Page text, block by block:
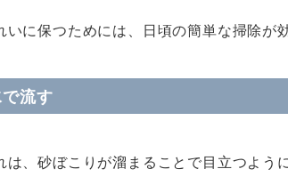
いに保つためには、日頃の簡単な掃除が
流す
は、砂ぼこりが溜まることで目立つよう